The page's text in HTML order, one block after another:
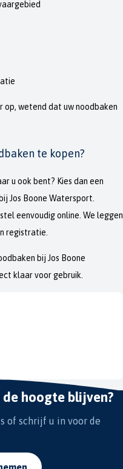
wetend dat uw noodbaken
te kopen?
u ook bent? Kies dan een
Jos Boone Watersport.
eenvoudig online. We leggen
registratie.
bij Jos Boone
klaar voor gebruik.
hoogte blijven?
of schrijf u in voor de